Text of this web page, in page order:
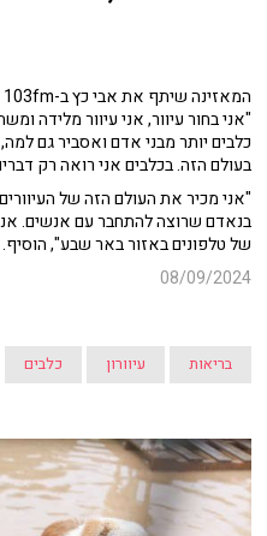
"אני בחור עיוור, אני עיוור מלידה
כלבים יותר מבני אדם ואסביר גם
בעולם הזה. בכלבים אני רואה רק
"אני מכיר את העולם הזה של
בנאדם שרוצה להתחבר עם אנשים.
של טלפונים באזור באר שבע", הוסיף.
08/09/2024
בריאות עיוורון כלבים